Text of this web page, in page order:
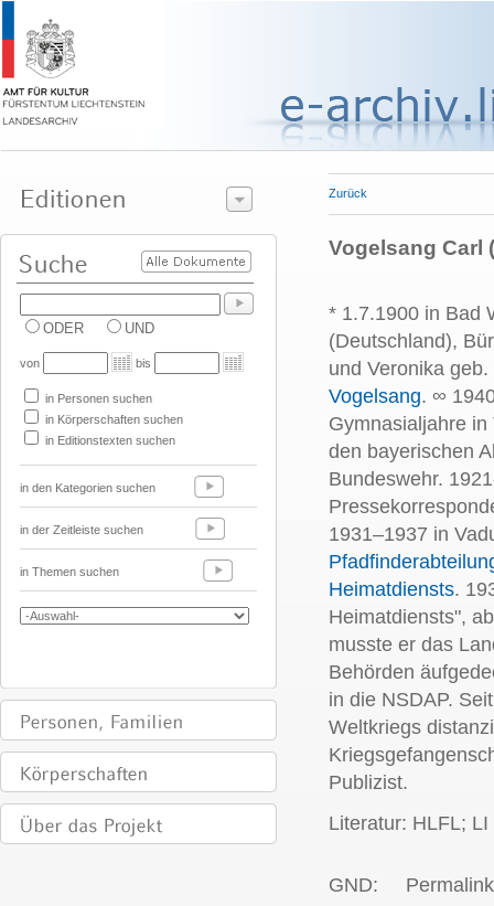
ODER UND
von bis
in Personen suchen
in Körperschaften suchen
in Editionstexten suchen
in den Kategorien suchen
in der Zeitleiste suchen
in Themen suchen
Zurück
Vogelsang Carl
* 1.7.1900 in Bad
(Deutschland),
und Veronika
Vogelsang. ∞
Gymnasialjahre
den bayerischen
Bundeswehr.
1931–1937 in
Heimatdiensts.
Heimatdiensts",
musste er das
Behörden
in die NSDAP.
Weltkriegs
Publizist.
Literatur: HLFL;
GND: